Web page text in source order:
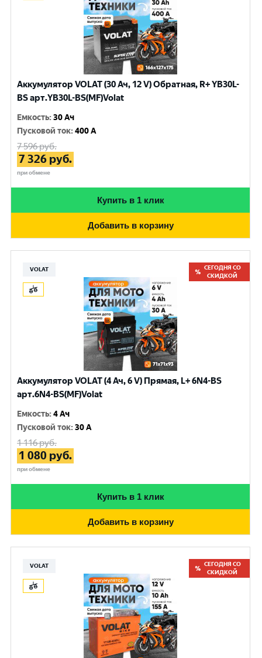
Аккумулятор VOLAT (30 Ач, 12 V) Обратная, R+ YB30L-
BS арт.YB30L-BS(MF)Volat
Емкость:30 Ач
Пусковой ток:400 A
7 596руб.
7 326 руб.
при обмене
Купить в 1 клик
Добавить в корзину
VOLAT
СЕГОДНЯ СО
СКИДКОЙ
Аккумулятор VOLAT (4 Ач, 6 V) Прямая, L+ 6N4-BS
арт.6N4-BS(MF)Volat
Емкость:4 Ач
Пусковой ток:30 A
1 116руб.
1 080 руб.
при обмене
Купить в 1 клик
Добавить в корзину
VOLAT
СЕГОДНЯ СО
СКИДКОЙ